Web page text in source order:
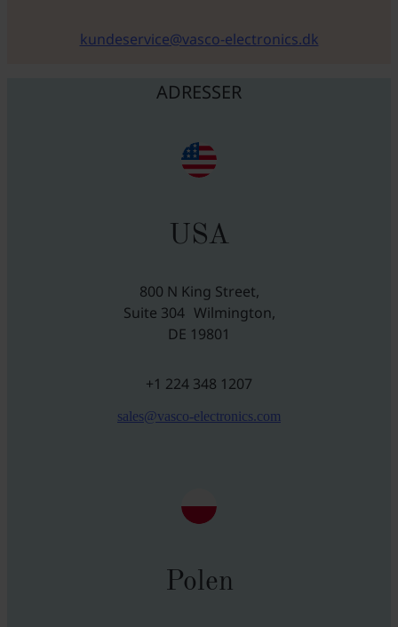
kundeservice@vasco-electronics.dk
ADRESSER
USA
800 N King Street,
Suite 304 Wilmington,
DE 19801
+1 224 348 1207
sales@vasco-electronics.com
Polen